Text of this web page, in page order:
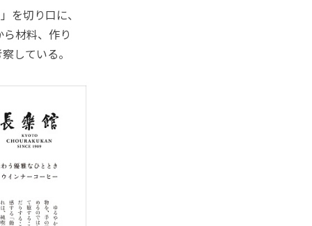
を切り口に、
材料、作り
している。